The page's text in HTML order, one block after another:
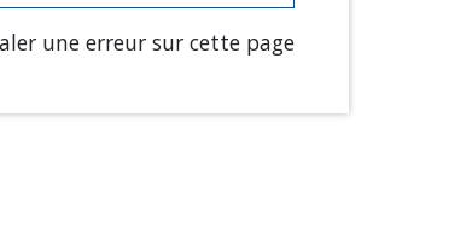
une erreur sur cette page